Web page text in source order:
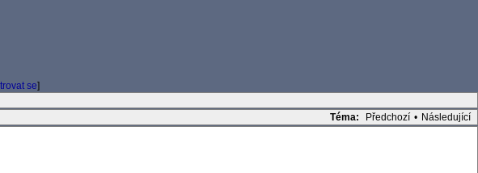
se]
Téma:
Předchozí • Následující